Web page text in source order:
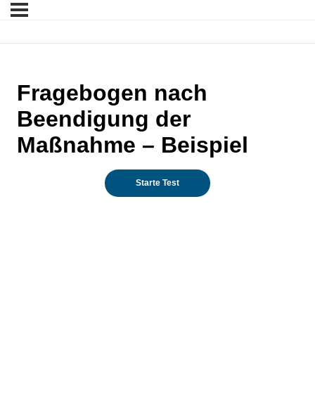
Fragebogen nach
Beendigung der
Maßnahme – Beispiel